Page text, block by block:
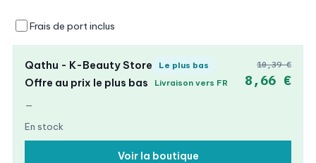
Frais de port inclus
Qathu - K-Beauty Store Le plus bas
Offre au prix le plus bas Livraison vers FR
—
En stock
10,39 €
8,66 €
Voir la boutique